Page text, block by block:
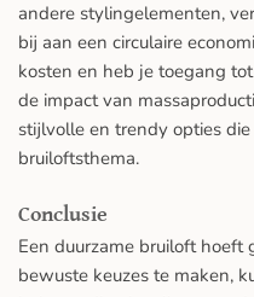
andere stylingelementen,
bij aan een circulaire
kosten en heb je toegang
de impact van
stijlvolle en trendy opties
bruiloftsthema.
Conclusie
Een duurzame bruiloft hoeft
bewuste keuzes te maken,